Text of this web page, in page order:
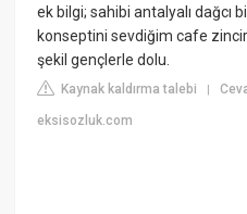
ek bilgi; sahibi antalyalı dağcı
konseptini sevdiğim cafe
şekil gençlerle dolu.
Kaynak kaldırma talebi |
eksisozluk.com